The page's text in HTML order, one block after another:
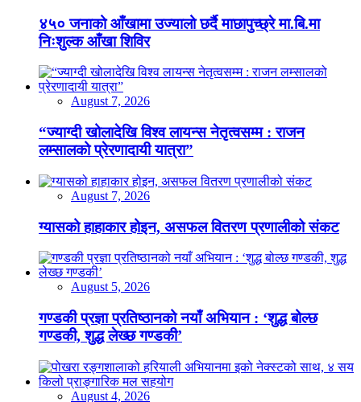
४५० जनाको आँखामा उज्यालो छर्दै माछापुच्छ्रे मा.बि.मा
निःशुल्क आँखा शिविर
August 7, 2026
“ज्याग्दी खोलादेखि विश्व लायन्स नेतृत्वसम्म : राजन
लम्सालको प्रेरणादायी यात्रा”
August 7, 2026
ग्यासको हाहाकार होइन, असफल वितरण प्रणालीको संकट
August 5, 2026
गण्डकी प्रज्ञा प्रतिष्ठानको नयाँ अभियान : ‘शुद्ध बोल्छ
गण्डकी, शुद्ध लेख्छ गण्डकी’
August 4, 2026